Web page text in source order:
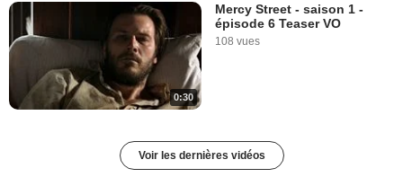
0:30
Mercy Street - saison 1 -
épisode 6 Teaser VO
108 vues
Voir les dernières vidéos